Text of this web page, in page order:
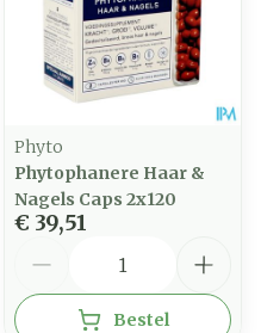
Phyto
Phytophanere Haar &
Nagels Caps 2x120
€ 39,51
Bestel